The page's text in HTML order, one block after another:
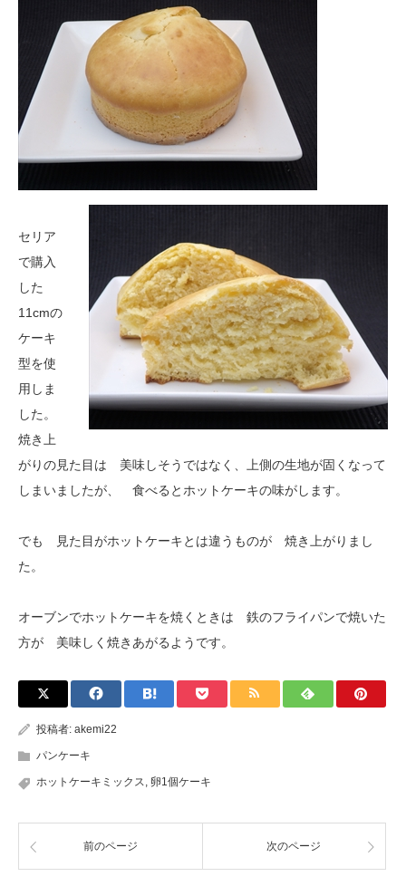
セリア
で購入
した
11cmの
ケーキ
型を使
用しま
した。
焼き上
がりの見た目は 美味しそうではなく、上側の生地が固くなって
しまいましたが、 食べるとホットケーキの味がします。
でも 見た目がホットケーキとは違うものが 焼き上がりまし
た。
オーブンでホットケーキを焼くときは 鉄のフライパンで焼いた
方が 美味しく焼きあがるようです。
投稿者: akemi22
パンケーキ
ホットケーキミックス, 卵1個ケーキ
前のページ 次のページ